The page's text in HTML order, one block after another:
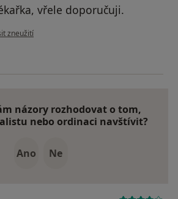
vřele doporučuji.
uživatele Pacient
zneužití
názory rozhodovat o tom,
nebo ordinaci navštívit?
Ano Ne